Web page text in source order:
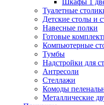
Шкафы 1
Туалетные
Детские столы и
Навесные полки
Готовые
Компьютерные
Тумбы
Надстройки для
Антресоли
Стеллажи
Комоды
Металлические